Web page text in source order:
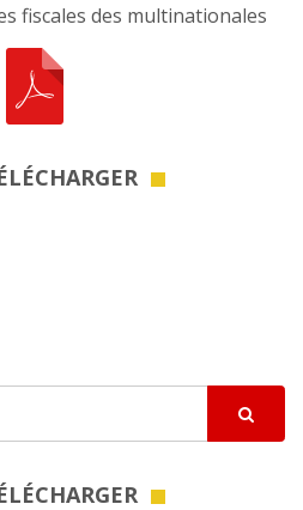
fiscales des multinationales